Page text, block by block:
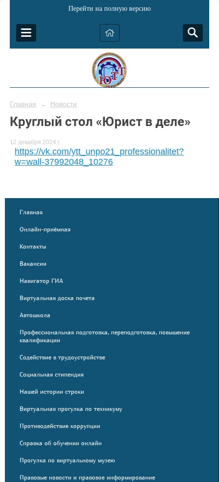
Перейти на полную версию
Главная → Новости
Круглый стол «Юрист в деле»
12 декабря 2024 г.
https://vk.com/ytt_unpo21_professionalitet?
w=wall-37992048_10276
Главная
Онлайн-приёмная
Контакты
Вакансии
Навигатор ГИА
Виртуальная доска почета
Автошкола
Профессиональная подготовка, переподготовка, повышение
квалификации
Содействие в трудоустройстве
Социальная стипендия
Нашей истории строки
Виртуальная прогулка по техникуму
Противодействие коррупции
Справка об обучении онлайн
Прогулка по виртуальному музею
Правовые новости и правовое информирование